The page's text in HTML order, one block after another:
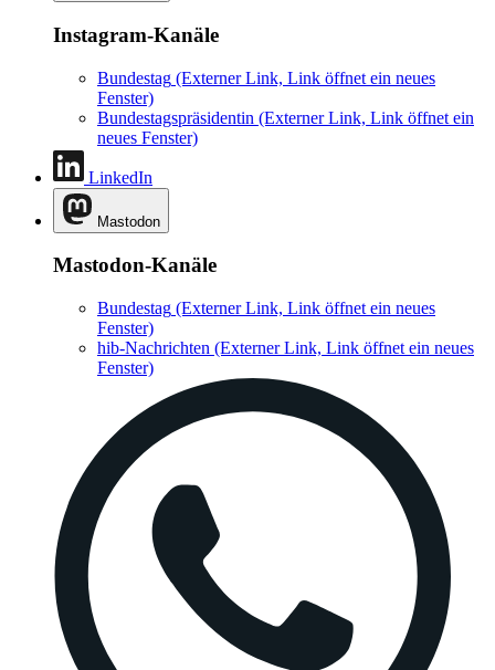
Instagram-Kanäle
Bundestag (Externer Link, Link öffnet ein neues
Fenster)
Bundestagspräsidentin (Externer Link, Link öffnet ein
neues Fenster)
LinkedIn
Mastodon
Mastodon-Kanäle
Bundestag (Externer Link, Link öffnet ein neues
Fenster)
hib-Nachrichten (Externer Link, Link öffnet ein neues
Fenster)